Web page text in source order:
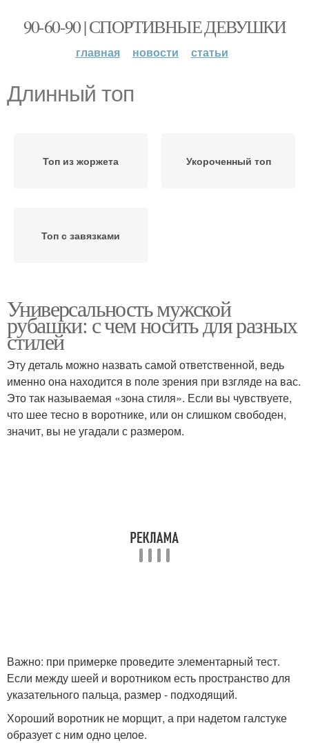
90-60-90 | СПОРТИВНЫЕ ДЕВУШКИ
главная новости статьи
Длинный топ
Топ из жоржета Укороченный топ
Топ с завязками
Универсальность мужской
рубашки: с чем носить для разных
стилей
Эту деталь можно назвать самой ответственной, ведь
именно она находится в поле зрения при взгляде на вас.
Это так называемая «зона стиля». Если вы чувствуете,
что шее тесно в воротнике, или он слишком свободен,
значит, вы не угадали с размером.
Важно: при примерке проведите элементарный тест.
Если между шеей и воротником есть пространство для
указательного пальца, размер - подходящий.
Хороший воротник не морщит, а при надетом галстуке
образует с ним одно целое.